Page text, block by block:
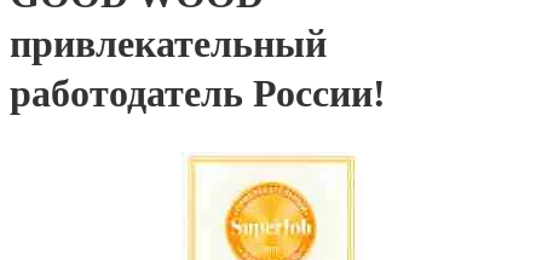
привлекательный
работодатель России!